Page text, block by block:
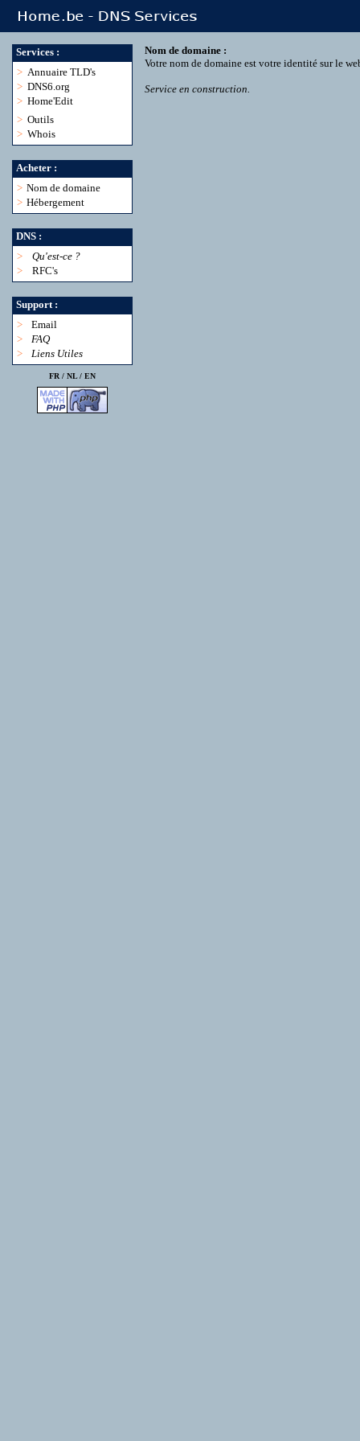
Services :
> Annuaire TLD's
> DNS6.org
> Home'Edit
> Outils
> Whois
Acheter :
> Nom de domaine
> Hébergement
DNS :
>
Qu'est-ce ?
>
RFC's
Support :
>
Email
>
FAQ
>
Liens Utiles
FR / NL/ EN
Nom de domaine :
Votre nom de domaine est votre identité sur le
Service en construction.